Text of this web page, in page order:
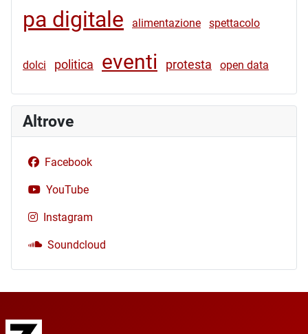
pa digitale alimentazione spettacolo
dolci politica eventi protesta open data
Altrove
Facebook
YouTube
Instagram
Soundcloud